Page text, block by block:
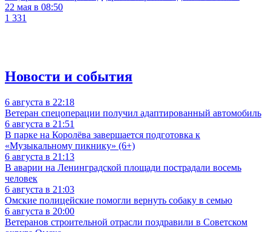
22 мая в 08:50
1 331
Новости и события
6 августа в 22:18
Ветеран спецоперации получил адаптированный автомобиль
6 августа в 21:51
В парке на Королёва завершается подготовка к
«Музыкальному пикнику» (6+)
6 августа в 21:13
В аварии на Ленинградской площади пострадали восемь
человек
6 августа в 21:03
Омские полицейские помогли вернуть собаку в семью
6 августа в 20:00
Ветеранов строительной отрасли поздравили в Советском